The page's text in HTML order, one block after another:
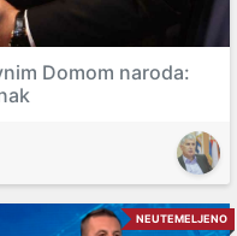
Domom naroda:
NEUTEMELJENO